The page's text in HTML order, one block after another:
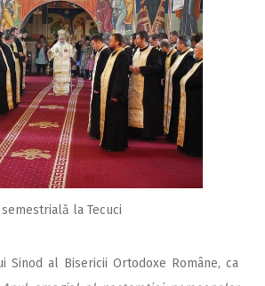
la Tecuci
Sinod al Bisericii Ortodoxe Române, ca